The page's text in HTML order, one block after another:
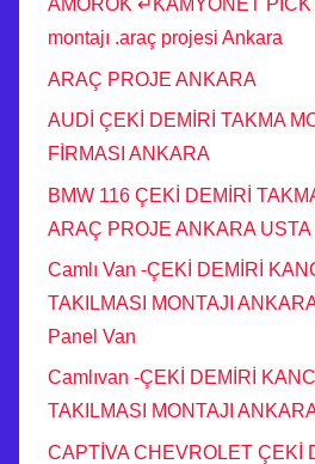
AMOROK ↵KAMYONET PICK
montajı .araç projesi Ankara
ARAÇ PROJE ANKARA
AUDİ ÇEKİ DEMİRİ TAKMA
FİRMASI ANKARA
BMW 116 ÇEKİ DEMİRİ
ARAÇ PROJE ANKARA
Camlı Van -ÇEKİ DEMİRİ
TAKILMASI MONTAJI
Panel Van
Camlıvan -ÇEKİ DEMİRİ
TAKILMASI MONTAJI
CAPTİVA CHEVROLET ÇEKİ